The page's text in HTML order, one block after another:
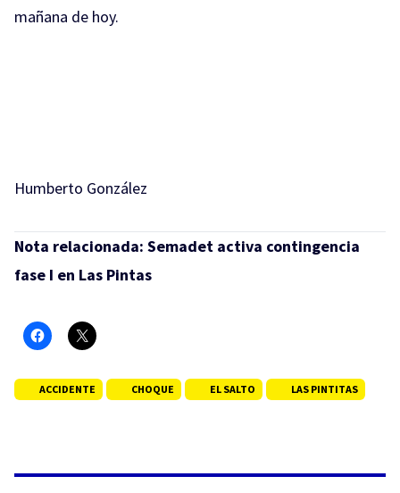
mañana de hoy.
Humberto González
Nota relacionada: Semadet activa contingencia
fase I en Las Pintas
ACCIDENTE CHOQUE EL SALTO LAS PINTITAS